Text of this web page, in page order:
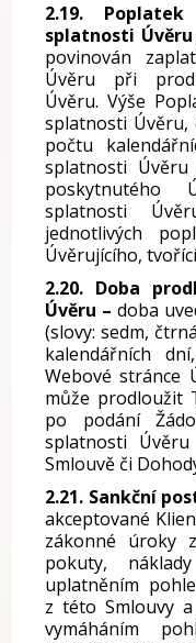
2.19.
splatnosti
povinován
Úvěru při
Úvěru. Výše
splatnosti Úvěru,
počtu
splatnosti
poskytnutého
splatnosti
jednotlivých
Úvěrujícího,
2.20. Doba
Úvěru – doba
(slovy: sedm,
kalendářních
Webové stránce
může prodloužit
po podání
splatnosti
Smlouvě či
2.21. Sankční
akceptované
zákonné úroky
pokuty,
uplatněním
z této Smlouvy
vymáháním